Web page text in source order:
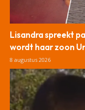
Lisandra spreekt
wordt haar zoon
8 augustus 2026